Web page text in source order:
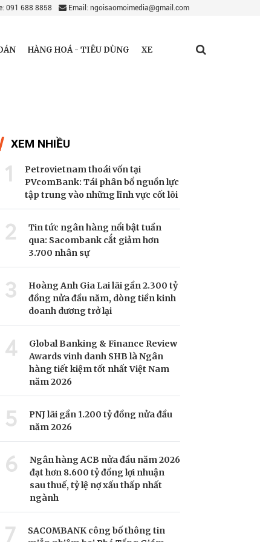
091 688 8858 Email: ngoisaomoimedia@gmail.com
HÀNG HOÁ - TIÊU DÙNG XE
XEM NHIỀU
1
Petrovietnam thoái vốn tại
PVcomBank: Tái phân bổ nguồn lực
tập trung vào những lĩnh vực cốt lõi
2
Tin tức ngân hàng nổi bật tuần
qua: Sacombank cắt giảm hơn
3.700 nhân sự
3
Hoàng Anh Gia Lai lãi gần 2.300 tỷ
đồng nửa đầu năm, dòng tiền kinh
doanh dương trở lại
4
Global Banking & Finance Review
Awards vinh danh SHB là Ngân
hàng tiết kiệm tốt nhất Việt Nam
năm 2026
5
PNJ lãi gần 1.200 tỷ đồng nửa đầu
năm 2026
6
Ngân hàng ACB nửa đầu năm 2026
đạt hơn 8.600 tỷ đồng lợi nhuận
sau thuế, tỷ lệ nợ xấu thấp nhất
ngành
7
SACOMBANK công bố thông tin